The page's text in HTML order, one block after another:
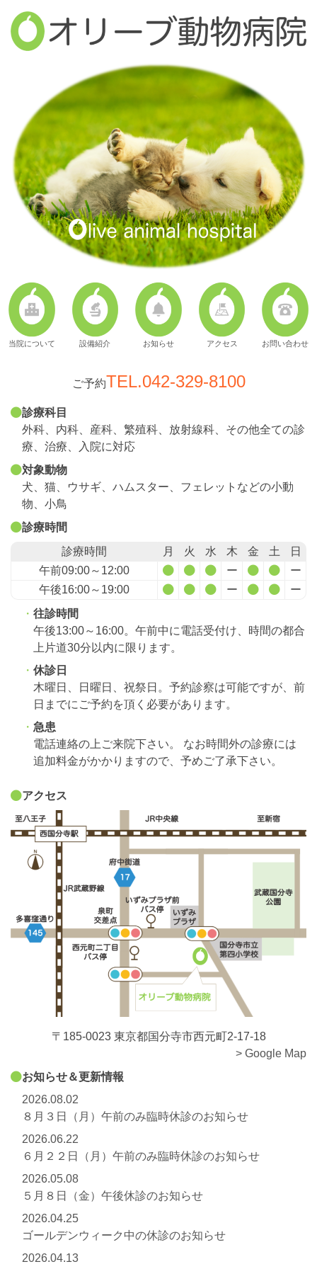
当院について 設備紹介 お知らせ アクセス お問い合わせ
ご予約TEL.042-329-8100
診療科目
外科、内科、産科、繁殖科、放射線科、その他全ての診
療、治療、入院に対応
対象動物
犬、猫、ウサギ、ハムスター、フェレットなどの小動
物、小鳥
診療時間
診療時間
月 火 水 木 金 土
日
午前09:00～12:00
ー
ー
午後16:00～19:00
ー
ー
往診時間
午後13:00～16:00。午前中に電話受付け、時間の都合
上片道30分以内に限ります。
休診日
木曜日、日曜日、祝祭日。予約診察は可能ですが、前
日までにご予約を頂く必要があります。
急患
電話連絡の上ご来院下さい。 なお時間外の診療には
追加料金がかかりますので、予めご了承下さい。
アクセス
〒185-0023 東京都国分寺市西元町2-17-18
> Google Map
お知らせ＆更新情報
2026.08.02
８月３日（月）午前のみ臨時休診のお知らせ
2026.06.22
６月２２日（月）午前のみ臨時休診のお知らせ
2026.05.08
５月８日（金）午後休診のお知らせ
2026.04.25
ゴールデンウィーク中の休診のお知らせ
2026.04.13